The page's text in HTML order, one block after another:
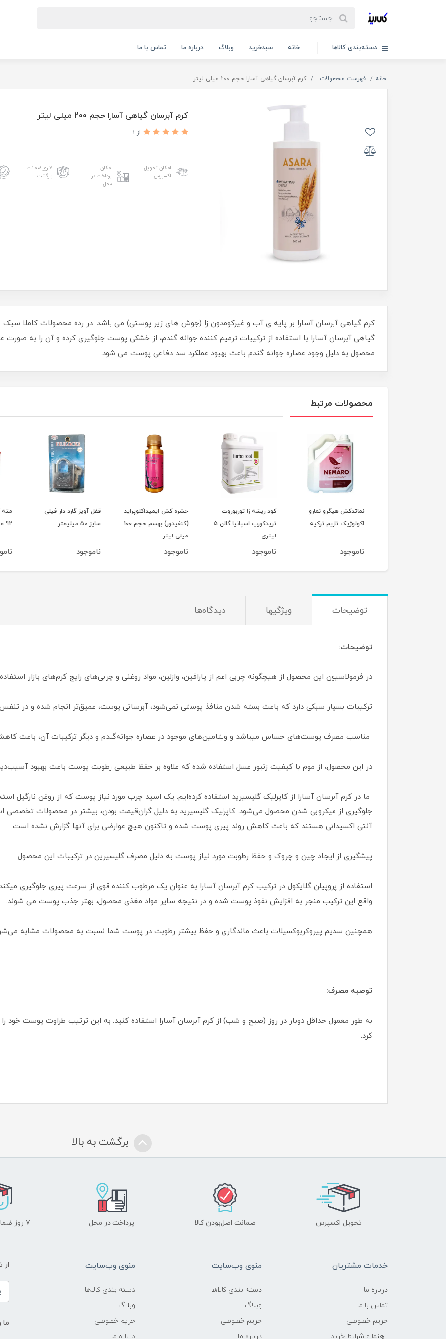
دسته‌بندی کالاها خانه سبدخرید وبلاگ درباره ما تماس با ما
خانه فهرست محصولات کرم آبرسان گیاهی آسارا حجم 200 میلی لیتر
کرم آبرسان گیاهی آسارا حجم 200 میلی لیتر
از 1
امکان تحویل
اکسپرس
امکان
پرداخت در
محل
۷ روز ضمانت
بازگشت
کرم گیاهی آبرسان آسارا بر پایه ی آب و غیرکومدون زا (جوش های زیر پوستی) می باشد. در رده محصولات کاملا سبک
گیاهی آبرسان آسارا با استفاده از ترکیبات ترمیم کننده جوانه گندم، از خشکی پوست جلوگیری کرده و آن را به صورت
محصول به دلیل وجود عصاره جوانه گندم باعث بهبود عملکرد سد دفاعی پوست می شود.
محصولات مرتبط
نماتدکش هیگرو نمارو
اکولوژیک تاریم ترکیه
ناموجود
کود ریشه زا توربوروت
تریدکورپ اسپانیا گالن 5
لیتری
ناموجود
حشره کش ایمیداکلوپراید
(کنفیدور) بهسم حجم 100
میلی لیتر
ناموجود
قفل آویز گارد دار فیلی
سایز 50 میلیمتر
ناموجود
مته
92 میلیمتر
توضیحات ویژگیها دیدگاه‌ها
توضیحات:
در فرمولاسیون این محصول از هیچگونه چربی اعم از پارافین، وازلین، مواد روغنی و چربی‌های رایج کرم‌های بازار
ترکیبات بسیار سبکی دارد که باعث بسته شدن منافذ پوستی نمی‌شود، آبرسانی پوست، عمیق‌تر انجام شده و در
مناسب مصرف پوست‌های حساس میباشد و ویتامین‌‌های موجود در عصاره جوانه‌گندم و دیگر ترکیبات آن، باعث
در این محصول، از موم با کیفیت زنبور عسل استفاده شده که علاوه بر حفظ طبیعی رطوبت پوست باعث بهبود
ما در کرم آبرسان آسارا از کاپرلیک گلیسیرید استفاده کرده‌ایم. یک اسید چرب مورد نیاز پوست که از روغن نارگیل
جلوگیری از میکروبی شدن محصول می‌شود‌. کاپرلیک گلیسیرید به دلیل گران‌قیمت بودن، بیشتر در محصولات تخصصی
آنتی اکسیدانی هستند که باعث کاهش روند پیری پوست شده و تاکنون هیچ عوارضی برای آنها گزارش نشده است.
پیشگیری از ایجاد چین و چروک و حفظ رطوبت مورد نیاز پوست به دلیل مصرف گلیسیرین در ترکیبات این محصول
استفاده از پروپیلن گلایکول در ترکیب کرم آبرسان آسارا به عنوان یک مرطوب کننده قوی از سرعت پیری جلوگیری
واقع این ترکیب منجر به افزایش نفوذ پوست شده و در نتیجه سایر مواد مغذی محصول، بهتر جذب پوست می شوند.
همچنین سدیم پیروکربوکسیلات باعث ماندگاری و حفظ بیشتر رطوبت در پوست شما نسبت به محصولات مشابه
توصیه مصرف:
به طور معمول حداقل دوبار در روز (صبح و شب) از کرم آبرسان آسارا استفاده کنید. به این ترتیب طراوت پوست خود
کرد.
برگشت به بالا
تحویل اکسپرس ضمانت اصل‌بودن کالا پرداخت در محل ۷ روز ضمانت بازگشت
خدمات مشتریان
درباره ما
تماس با ما
حریم خصوصی
راهنما و شرایط خرید
منوی وب‌سایت
دسته بندی کالاها
وبلاگ
حریم خصوصی
درباره ما
منوی وب‌سایت
دسته بندی کالاها
وبلاگ
حریم خصوصی
درباره ما
از
ما